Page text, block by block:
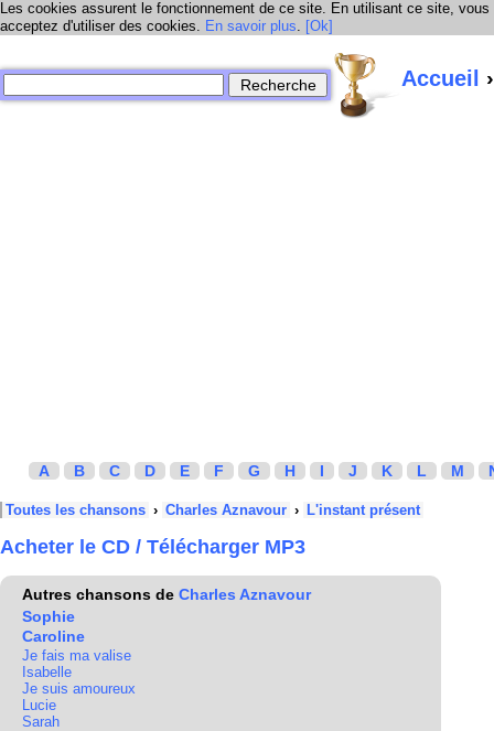
Les cookies assurent le fonctionnement de ce site. En utilisant ce site, vous
acceptez d'utiliser des cookies. En savoir plus. [Ok]
Accueil
A B C D E F G H I J K L M
Toutes les chansons › Charles Aznavour › L'instant présent
Acheter le CD / Télécharger MP3
Autres chansons de Charles Aznavour
Sophie
Caroline
Je fais ma valise
Isabelle
Je suis amoureux
Lucie
Sarah